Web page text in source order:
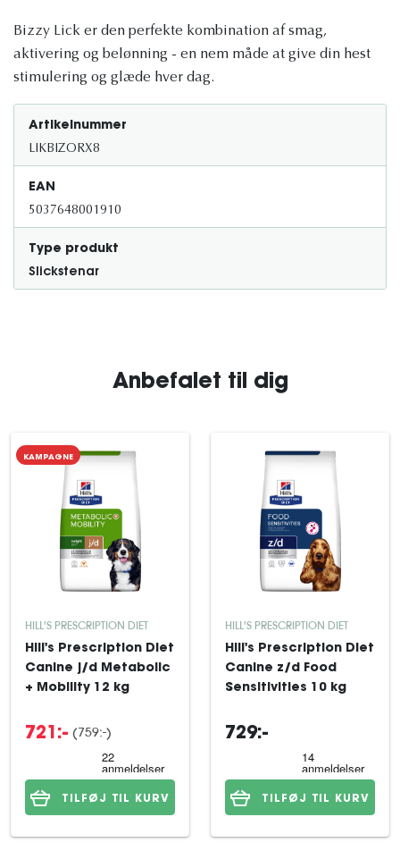
Bizzy Lick er den perfekte kombination af smag,
aktivering og belønning - en nem måde at give din hest
stimulering og glæde hver dag.
Artikelnummer
LIKBIZORX8
EAN
5037648001910
Type produkt
Slickstenar
Anbefalet til dig
KAMPAGNE
HILL'S PRESCRIPTION DIET
Hill's Prescription Diet
Canine j/d Metabolic
+ Mobility 12 kg
721:- (759:-)
TILFØJ TIL KURV
HILL'S PRESCRIPTION DIET
Hill's Prescription Diet
Canine z/d Food
Sensitivities 10 kg
729:-
TILFØJ TIL KURV